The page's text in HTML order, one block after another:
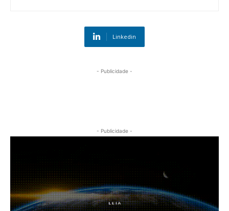
Linkedin
- Publicidade -
- Publicidade -